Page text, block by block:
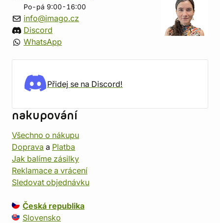
Po-pá 9:00-16:00
info@imago.cz
Discord
WhatsApp
Přidej se na Discord!
nakupování
Všechno o nákupu
Doprava a Platba
Jak balíme zásilky
Reklamace a vrácení
Sledovat objednávku
Česká republika
Slovensko